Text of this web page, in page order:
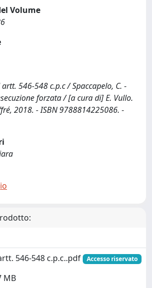
Volume
546-548 c.p.c / Spaccapelo, C. -
forzata / [a cura di] E. Vullo.
2018. - ISBN 9788814225086. -
546-548 c.p.c..pdf
Accesso riservato
MB